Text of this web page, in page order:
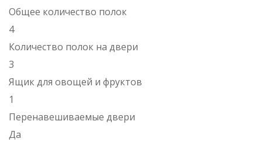
Общее количество полок
4
Количество полок на двери
3
Ящик для овощей и фруктов
1
Перенавешиваемые двери
Да